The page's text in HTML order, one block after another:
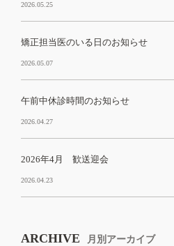
2026.05.25
矯正担当医のいる日のお知らせ
2026.05.07
午前中休診時間のお知らせ
2026.04.27
2026年4月 歓送迎会
2026.04.23
ARCHIVE 月別アーカイブ